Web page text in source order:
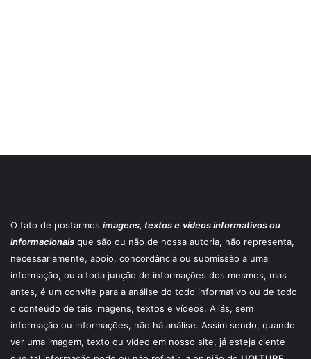
O fato de postarmos imagens, textos e vídeos informativos ou
informacionais que são ou não de nossa autoria, não representa,
necessariamente, apoio, concordância ou submissão a uma
informação, ou a toda junção de informações dos mesmos, mas
antes, é um convite para a análise do todo informativo ou de todo
o conteúdo de tais imagens, textos e vídeos. Aliás, sem
informação ou informações, não há análise. Assim sendo, quando
ver uma imagem, texto ou vídeo em nosso site, já esteja ciente